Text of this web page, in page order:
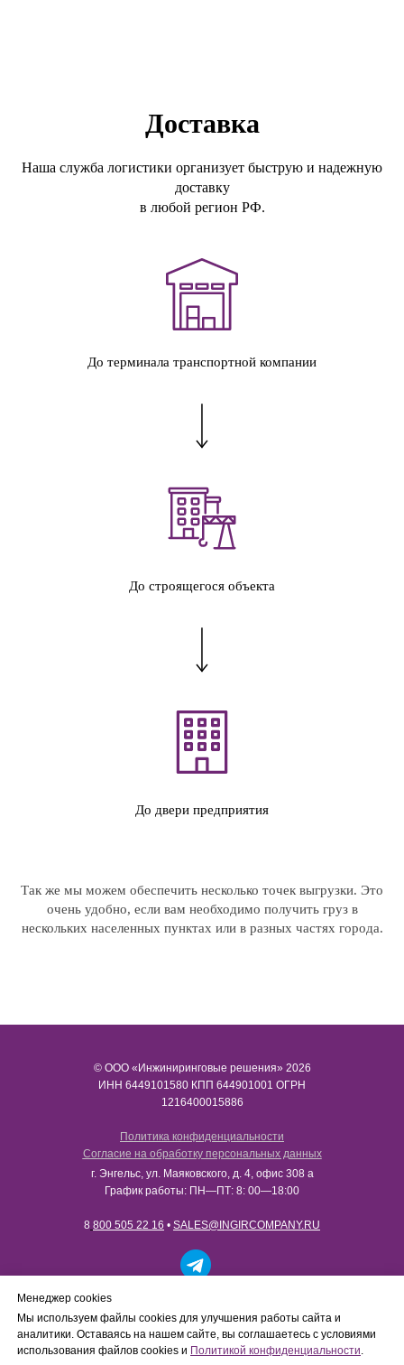
Менеджер cookies
Мы используем файлы cookies для улучшения работы сайта и
аналитики. Оставаясь на нашем сайте, вы соглашаетесь с условиями
использования файлов cookies и Политикой конфиденциальности.
Доставка
Наша служба логистики организует быструю и надежную
доставку
в любой регион РФ.
До терминала транспортной компании
До строящегося объекта
До двери предприятия
Так же мы можем обеспечить несколько точек выгрузки. Это
очень удобно, если вам необходимо получить груз в
нескольких населенных пунктах или в разных частях города.
© ООО «Инжиниринговые решения» 2026
ИНН​​​​​​​ 6449101580 КПП 644901001 ОГРН
1216400015886
Политика конфиденциальности
Согласие на обработку персональных данных
Работаем только с юридическими лицами в рамках
B2B-сотрудничества. Сайт носит информационный
характер, не является интернет-магазином и не
осуществляет розничную продажу товаров
физическим лицам.
г. Энгельс, ул. Маяковского, д. 4, офис 308 а
График работы: ПН—ПТ: 8: 00—18:00
8 800 505 22 16 • SALES@INGIRCOMPANY.RU